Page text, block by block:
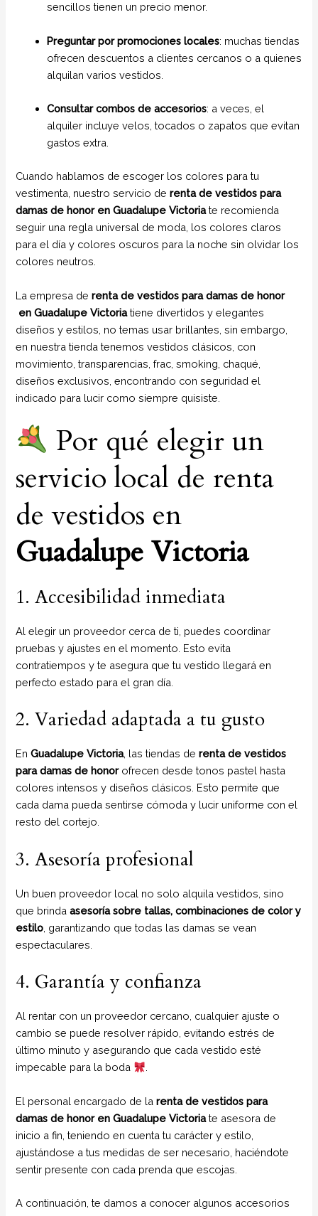
sencillos tienen un precio menor.
Preguntar por promociones locales: muchas tiendas
ofrecen descuentos a clientes cercanos o a quienes
alquilan varios vestidos.
Consultar combos de accesorios: a veces, el
alquiler incluye velos, tocados o zapatos que evitan
gastos extra.
Cuando hablamos de escoger los colores para tu
vestimenta, nuestro servicio derenta de vestidos para
damas de honor en Guadalupe Victoriate recomienda
seguir una regla universal de moda, los colores claros
para el día y colores oscuros para la noche sin olvidar los
colores neutros.
La empresa derenta de vestidos para damas de honor
en Guadalupe Victoriatiene divertidos y elegantes
diseños y estilos, no temas usar brillantes, sin embargo,
en nuestra tienda tenemos vestidos clásicos, con
movimiento, transparencias, frac, smoking, chaqué,
diseños exclusivos, encontrando con seguridad el
indicado para lucir como siempre quisiste.
Por qué elegir un
servicio local de renta
de vestidos en
Guadalupe Victoria
1. Accesibilidad inmediata
Al elegir un proveedor cerca de ti, puedes coordinar
pruebas y ajustes en el momento. Esto evita
contratiempos y te asegura que tu vestido llegará en
perfecto estado para el gran día.
2. Variedad adaptada a tu gusto
EnGuadalupe Victoria, las tiendas derenta de vestidos
para damas de honorofrecen desde tonos pastel hasta
colores intensos y diseños clásicos. Esto permite que
cada dama pueda sentirse cómoda y lucir uniforme con el
resto del cortejo.
3. Asesoría profesional
Un buen proveedor local no solo alquila vestidos, sino
que brindaasesoría sobre tallas, combinaciones de color y
estilo , garantizando que todas las damas se vean
espectaculares.
4. Garantía y confianza
Al rentar con un proveedor cercano, cualquier ajuste o
cambio se puede resolver rápido, evitando estrés de
último minuto y asegurando que cada vestido esté
impecable para la boda
El personal encargado de la renta de vestidos para
damas de honor en Guadalupe Victoriate asesora de
inicio a fin, teniendo en cuenta tu carácter y estilo,
ajustándose a tus medidas de ser necesario, haciéndote
sentir presente con cada prenda que escojas.
A continuación, te damos a conocer algunos accesorios